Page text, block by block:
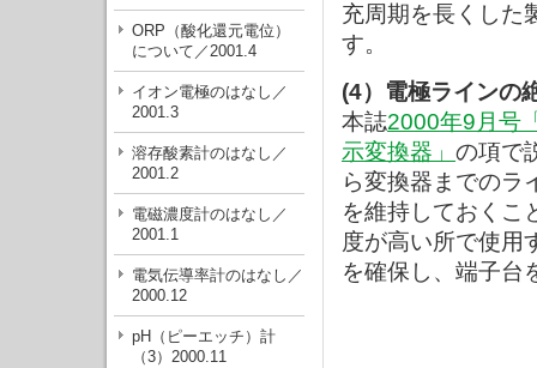
ORP（酸化還元電位）
について／2001.4
イオン電極のはなし／
2001.3
溶存酸素計のはなし／
2001.2
電磁濃度計のはなし／
2001.1
電気伝導率計のはなし／
2000.12
pH（ピーエッチ）計
（3）2000.11
充周期を長くした
す。
(4）電極ラインの
本誌2000年9月号
示変換器」 の項で
ら変換器までのラ
を維持しておくこ
度が高い所で使用
を確保し、端子台